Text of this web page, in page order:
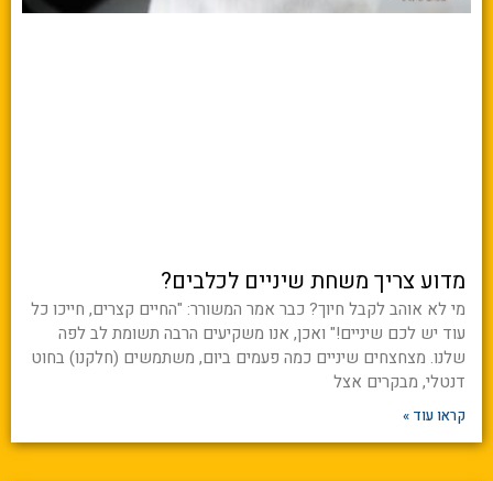
מדוע צריך משחת שיניים לכלבים?
מי לא אוהב לקבל חיוך? כבר אמר המשורר: "החיים קצרים, חייכו כל
עוד יש לכם שיניים!" ואכן, אנו משקיעים הרבה תשומת לב לפה
שלנו. מצחצחים שיניים כמה פעמים ביום, משתמשים (חלקנו) בחוט
דנטלי, מבקרים אצל
קראו עוד »